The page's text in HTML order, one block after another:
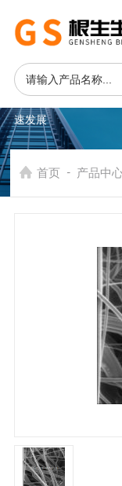
产品系统
速发展
首页 - 产品中